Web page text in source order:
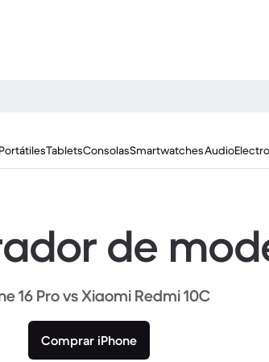
PortátilesTabletsConsolasSmartwatchesAudio
de
16 Pro vs Xiaomi Redmi 10C
Comprar iPhone